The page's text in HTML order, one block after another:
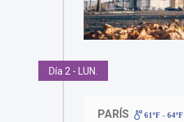
Día 2 - LUN.
PARÍS 61ºF -